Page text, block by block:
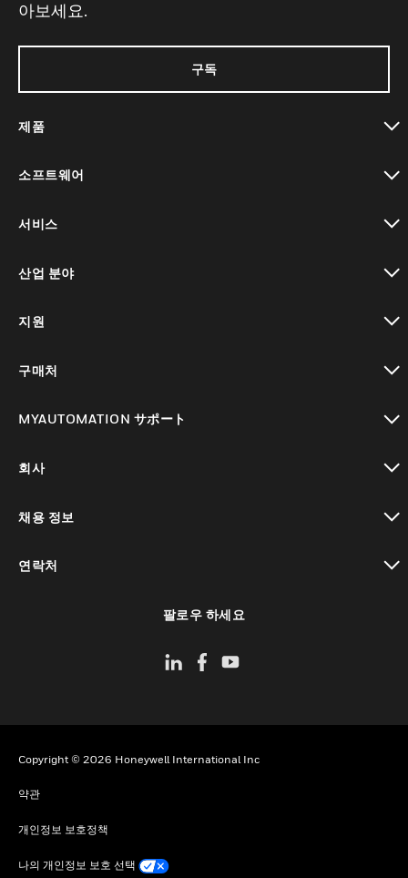
아보세요.
구독
제품
소프트웨어
서비스
산업 분야
지원
구매처
MYAUTOMATION サポート
회사
채용 정보
연락처
팔로우 하세요
Copyright © 2026 Honeywell International Inc
약관
개인정보 보호정책
나의 개인정보 보호 선택